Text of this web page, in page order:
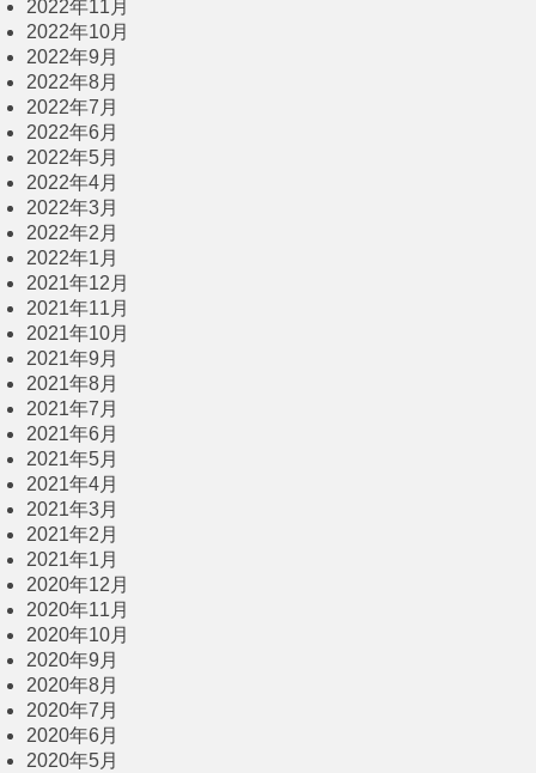
2022年11月
2022年10月
2022年9月
2022年8月
2022年7月
2022年6月
2022年5月
2022年4月
2022年3月
2022年2月
2022年1月
2021年12月
2021年11月
2021年10月
2021年9月
2021年8月
2021年7月
2021年6月
2021年5月
2021年4月
2021年3月
2021年2月
2021年1月
2020年12月
2020年11月
2020年10月
2020年9月
2020年8月
2020年7月
2020年6月
2020年5月